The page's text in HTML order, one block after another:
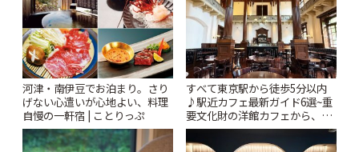
河津・南伊豆でお泊まり。さり
げない心遣いが心地よい、料理
自慢の一軒宿 | ことりっぷ
すべて東京駅から徒歩5分以内
♪駅近カフェ最新ガイド6選~重
要文化財の洋館カフェから、改
札すぐのレトロ喫茶まで~ | こと
りっぷ